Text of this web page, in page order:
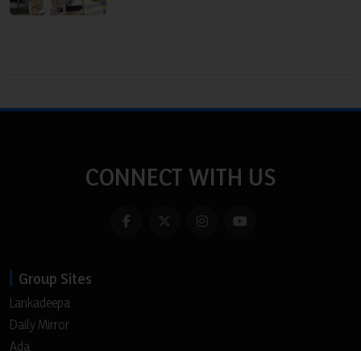
CONNECT WITH US
Group Sites
Lankadeepa
Daily Mirror
Ada